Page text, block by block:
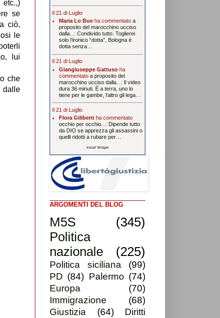
etc.,)
se
ciò,
le
lui
che
dalle
Il 21 di Luglio
Maria Lo Bueha commentato a
proposito del marocchino ucciso
dalla...: Condivido tutto. Toglierei
solo l’ironico “dotta”, Bologna è
dotta senza…
Il 21 di Luglio
Giangiuseppe Gattusoha
commentato a proposito del
marocchino ucciso dalla...: Il video
dura 36 minuti. È a terra, uno lo
tiene per le gambe, l’altro gli lega…
Il 21 di Luglio
Flora Gilibertiha commentato
occhio per occhio...: Dipende tutto
da DIO se apprezza gli assassini o
quelli ridotti a rubare per…
Install Widget
ARGOMENTI DEL BLOG
M5S
(345)
Politica
nazionale
(225)
Politica siciliana
(99)
PD (84) Palermo (74)
Europa
(70)
Immigrazione
(68)
Giustizia
(64)
Diritti